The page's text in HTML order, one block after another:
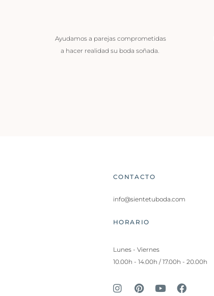
Ayudamos a parejas comprometidas
a hacer realidad su boda soñada.
CONTACTO
info@sientetuboda.com
HORARIO
Lunes - Viernes
10.00h - 14.00h / 17.00h - 20.00h